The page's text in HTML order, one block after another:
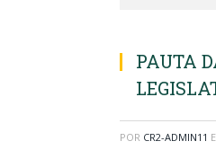
PAUTA
POR CR2-ADMIN11